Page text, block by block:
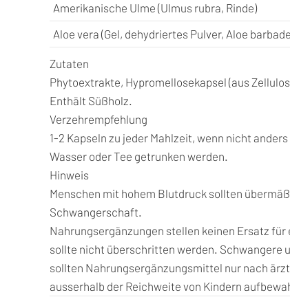
Amerikanische Ulme (Ulmus rubra, Rinde)
Aloe vera (Gel, dehydriertes Pulver, Aloe
Zutaten
Phytoextrakte, Hypromellosekapsel (aus
Enthält Süßholz.
Verzehrempfehlung
1-2 Kapseln zu jeder Mahlzeit, wenn nicht
Wasser oder Tee getrunken werden.
Hinweis
Menschen mit hohem Blutdruck sollten
Schwangerschaft.
Nahrungsergänzungen stellen keinen Ersatz
sollte nicht überschritten werden. Schwangere
sollten Nahrungsergänzungsmittel nur nach
ausserhalb der Reichweite von Kindern